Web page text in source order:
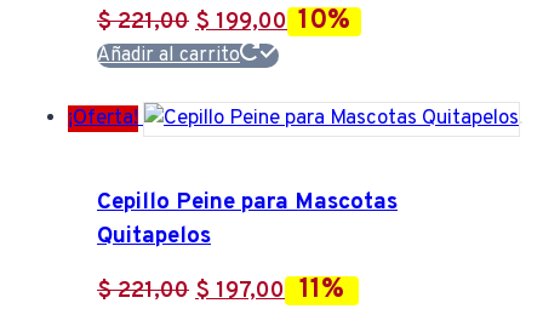
$221,00 El
precio
era:
$199,00El
es:
10%
Añadir al carrito
¡Oferta!
Cepillo Peine para Mascotas
Quitapelos
$221,00 El
$197,00El11%